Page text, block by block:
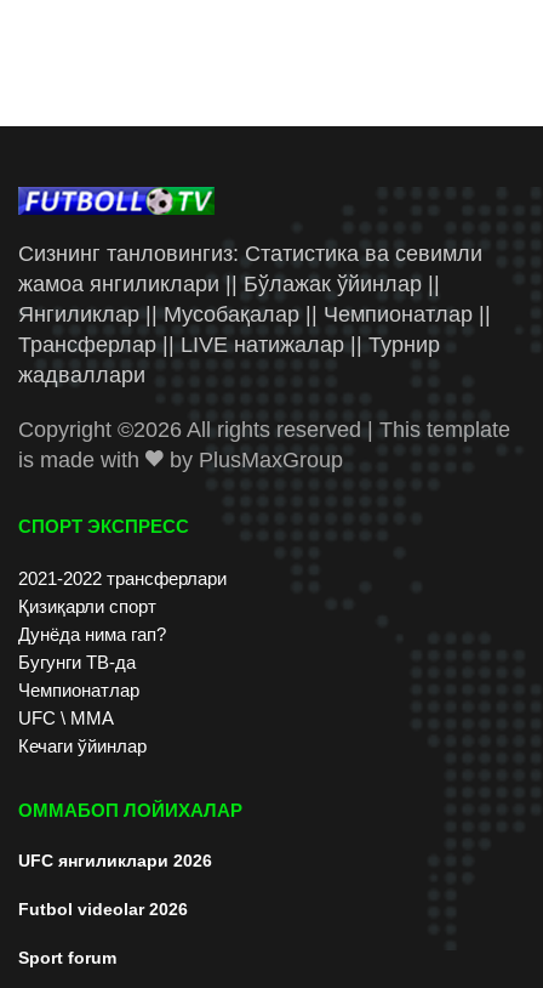
Сизнинг танловингиз: Статистика ва севимли
жамоа янгиликлари || Бўлажак ўйинлар ||
Янгиликлар || Мусобақалар || Чемпионатлар ||
Трансферлар || LIVE натижалар || Турнир
жадваллари
Copyright ©2026 All rights reserved | This template
is made with
by PlusMaxGroup
СПОРТ ЭКСПРЕСС
2021-2022 трансферлари
Қизиқарли спорт
Дунёда нима гап?
Бугунги ТВ-да
Чемпионатлар
UFC \ ММА
Кечаги ўйинлар
ОММАБОП ЛОЙИХАЛАР
UFC янгиликлари 2026
Futbol videolar 2026
Sport forum